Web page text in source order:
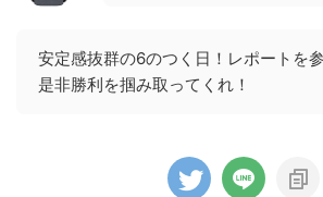
安定感抜群の6のつく日！レポートを
是非勝利を掴み取ってくれ！